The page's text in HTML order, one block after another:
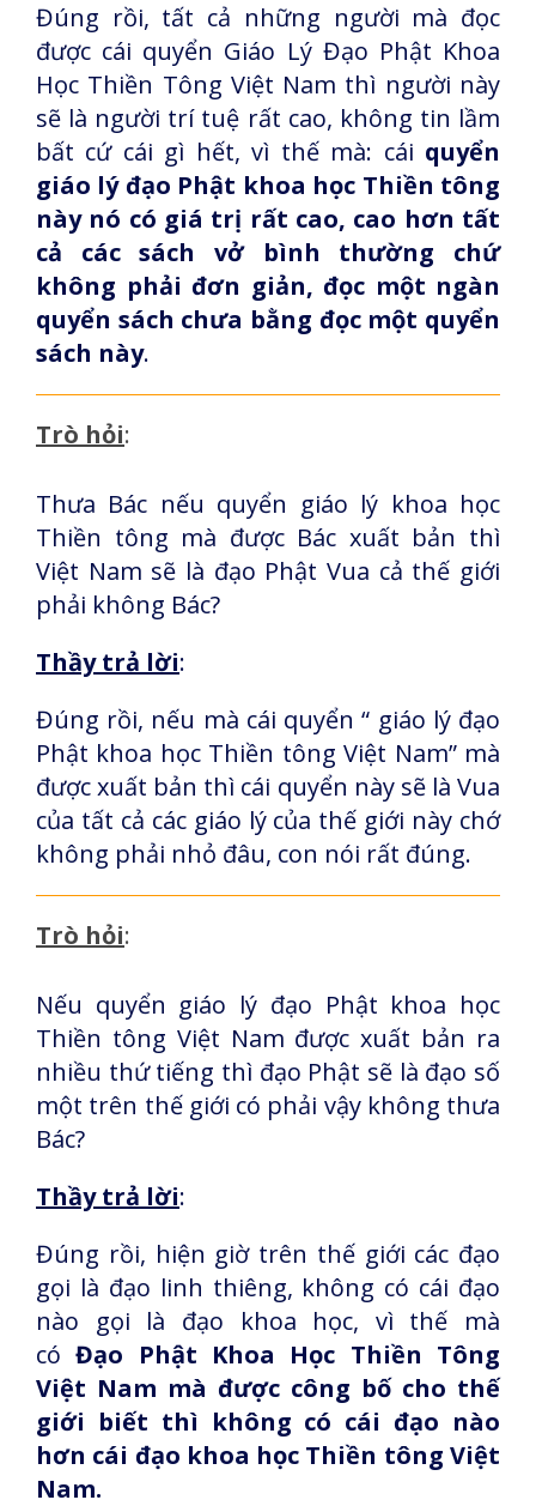
Đúng rồi, tất cả những người mà đọc
được cái quyển Giáo Lý Đạo Phật Khoa
Học Thiền Tông Việt Nam thì người này
sẽ là người trí tuệ rất cao, không tin lầm
bất cứ cái gì hết, vì thế mà: cái quyển
giáo lý đạo Phật khoa học Thiền tông
này nó có giá trị rất cao, cao hơn tất
cả các sách vở bình thường chứ
không phải đơn giản, đọc một ngàn
quyển sách chưa bằng đọc một quyển
sách này.
Trò hỏi:
Thưa Bác nếu quyển giáo lý khoa học
Thiền tông mà được Bác xuất bản thì
Việt Nam sẽ là đạo Phật Vua cả thế giới
phải không Bác?
Thầy trả lời:
Đúng rồi, nếu mà cái quyển “ giáo lý đạo
Phật khoa học Thiền tông Việt Nam” mà
được xuất bản thì cái quyển này sẽ là Vua
của tất cả các giáo lý của thế giới này chớ
không phải nhỏ đâu, con nói rất đúng.
Trò hỏi:
Nếu quyển giáo lý đạo Phật khoa học
Thiền tông Việt Nam được xuất bản ra
nhiều thứ tiếng thì đạo Phật sẽ là đạo số
một trên thế giới có phải vậy không thưa
Bác?
Thầy trả lời:
Đúng rồi, hiện giờ trên thế giới các đạo
gọi là đạo linh thiêng, không có cái đạo
nào gọi là đạo khoa học, vì thế mà
cóĐạo Phật Khoa Học Thiền Tông
Việt Nam mà được công bố cho thế
giới biết thì không có cái đạo nào
hơn cái đạo khoa học Thiền tông Việt
Nam.